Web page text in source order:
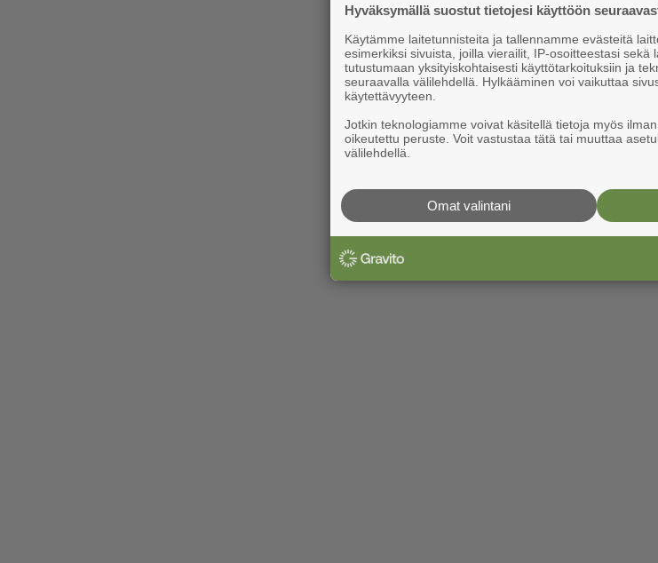
Hyväksymällä suostut tietojesi käyttöön
Käytämme laitetunnisteita ja tallennamme evästeitä
esimerkiksi sivuista, joilla vierailit, IP-osoitteestasi sekä
tutustumaan yksityiskohtaisesti käyttötarkoituksiin ja
seuraavalla välilehdellä. Hylkääminen voi vaikuttaa
käytettävyyteen.
Jotkin teknologiamme voivat käsitellä tietoja myös
oikeutettu peruste. Voit vastustaa tätä tai muuttaa
välilehdellä.
Omat valintani